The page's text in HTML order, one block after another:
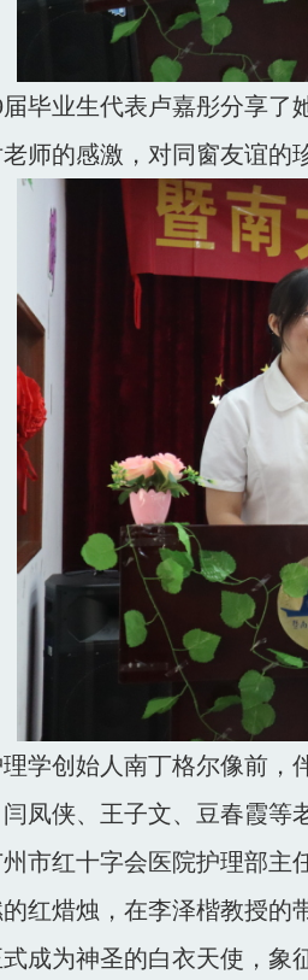
毕业生代表卢嘉彤分享了
师的感激，对同窗友谊的
学创始人南丁格尔像前，
凤侠、王子文、豆春霞等
市红十字会医院护理部主
红焟烛，在李泽楷教授的
成为神圣的白衣天使，象